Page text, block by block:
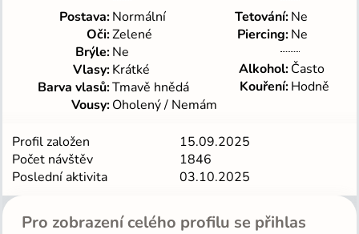
Postava Normální
Oči Zelené
Brýle Ne
Vlasy Krátké
Barva vlasů Tmavě hnědá
Vousy Oholený / Nemám
Tetování Ne
Piercing Ne
Alkohol Často
Kouření Hodně
Profil založen
15.09.2025
Počet návštěv
1846
Poslední aktivita
03.10.2025
Pro zobrazení celého profilu se přihlas
Kdo Tě navštívil a komu se líbíš
Neomezená historie zpráv
Na co máš náladu právě teď
Tmavý a světlý režim
Bez reklam, na které musíš čekat